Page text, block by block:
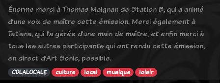
Énorme merci à Thomas Maignan de Station B, qui a animé
d’une voix de maître cette émission. Merci également à
Tatiana, qui l’a gérée d’une main de maître, et enfin merci à
tous les autres participants qui ont rendu cette émission,
en direct d’Art Sonic, possible.
CDLALOCALE culture local musique loisir